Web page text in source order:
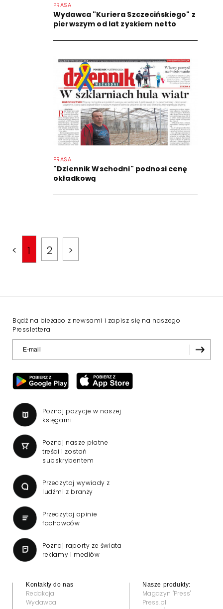
PRASA
Wydawca "Kuriera Szczecińskiego" z
pierwszym od lat zyskiem netto
PRASA
"Dziennik Wschodni" podnosi cenę
okładkową
< 1 2 >
Bądź na bieżaco z newsami i zapisz się na naszego
Presslettera
Poznaj pozycje w naszej
księgarni
Poznaj nasze płatne
treści i zostań
subskrybentem
Przeczytaj wywiady z
ludźmi z branży
Przeczytaj opinie
fachowców
Poznaj raporty ze świata
reklamy i mediów
Kontakty do nas
Redakcja
Wydawca
Nasze produkty:
Magazyn "Press"
Press.pl